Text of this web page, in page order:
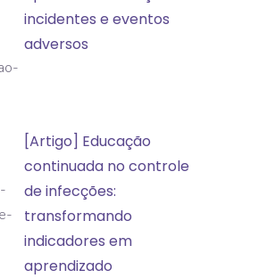
incidentes e eventos
adversos
[Artigo] Educação
continuada no controle
de infecções:
transformando
indicadores em
aprendizado